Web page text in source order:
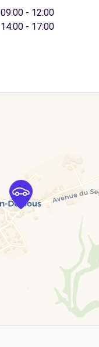
09:00 - 12:00
14:00 - 17:00